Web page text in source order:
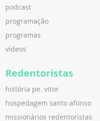
podcast
programação
programas
vídeos
Redentoristas
história pe. vitor
hospedagem santo afonso
missionários redentoristas